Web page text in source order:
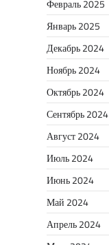
Февраль 2025
Январь 2025
Декабрь 2024
Ноябрь 2024
Октябрь 2024
Сентябрь 2024
Август 2024
Июль 2024
Июнь 2024
Май 2024
Апрель 2024